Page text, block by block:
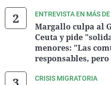
ENTREVISTA EN MÁS
Margallo culpa al
Ceuta y pide
menores: "Las
responsables,
CRISIS MIGRATORIA